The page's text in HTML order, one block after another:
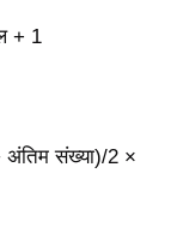
+ 1
अंतिम संख्या)/2 ×